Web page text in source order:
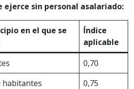
ejerce sin personal asalariado:
en el que se
Índice
aplicable
0,70
habitantes
0,75